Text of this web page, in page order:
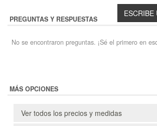
PREGUNTAS Y RESPUESTAS
No se encontraron preguntas. ¡Sé el primero en
MÁS OPCIONES
Ver todos los precios y medidas